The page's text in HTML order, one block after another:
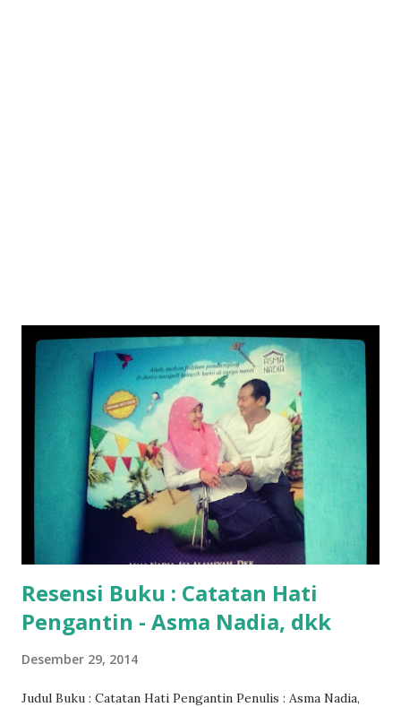
Resensi Buku : Catatan Hati
Pengantin - Asma Nadia, dkk
Desember 29, 2014
Judul Buku : Catatan Hati Pengantin Penulis : Asma Nadia,